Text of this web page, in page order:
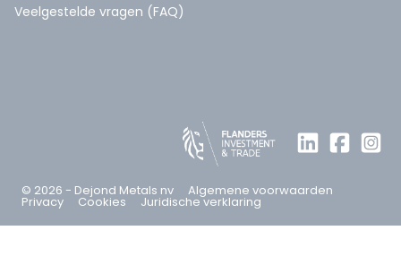
Veelgestelde vragen (FAQ)
© 2026 - Dejond Metals nv Algemene voorwaarden
Privacy Cookies Juridische verklaring